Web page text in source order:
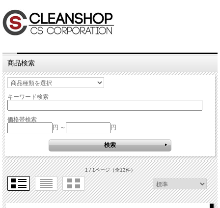
商品検索
キーワード検索
価格帯検索
円 ～
円
1 / 1ページ（全13件）